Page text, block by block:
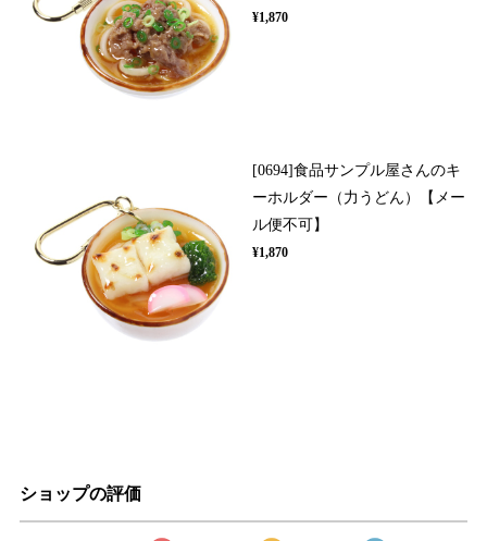
¥1,870
[0694]食品サンプル屋さんのキ
ーホルダー（力うどん）【メー
ル便不可】
¥1,870
ショップの評価